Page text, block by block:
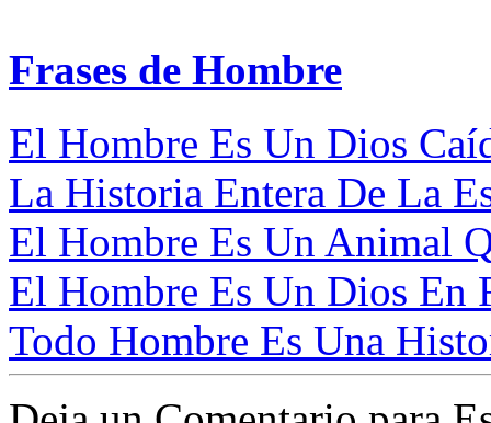
Frases de Hombre
El Hombre Es Un Dios
La Historia Entera De La
El Hombre Es Un Animal
El Hombre Es Un Dios En
Todo Hombre Es Una